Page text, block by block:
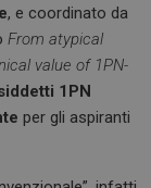
, e coordinato da
From atypical
value of 1PN-
1PN
per gli aspiranti